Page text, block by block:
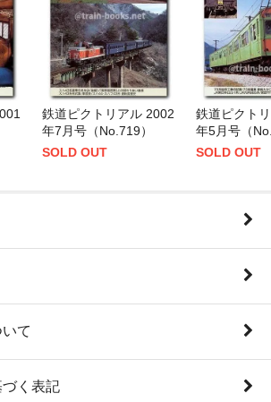
鉄道ピクトリアル 2002
年7月号（No.719）
SOLD OUT
鉄道ピクト
年5月号（
SOLD OUT
て
く表記